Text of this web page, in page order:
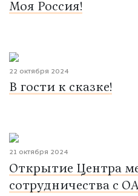
Моя Россия!
22 октября 2024
В гости к сказке!
21 октября 2024
Открытие Центра
сотрудничества с